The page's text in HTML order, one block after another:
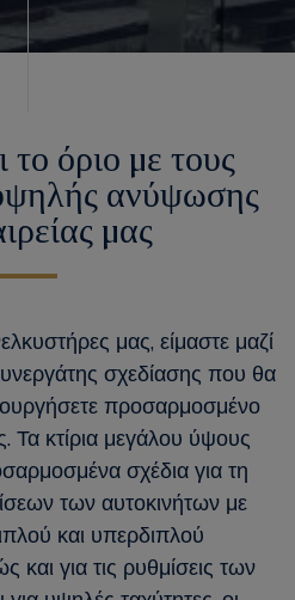
το όριο με τους
ανύψωσης
μας
μας, είμαστε μαζί
σχεδίασης που θα
προσαρμοσμένο
Τα κτίρια μεγάλου ύψους
σχέδια για τη
των αυτοκινήτων με
και υπερδιπλού
για τις ρυθμίσεις των